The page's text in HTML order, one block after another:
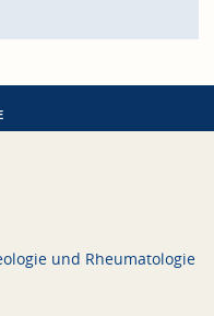
und Rheumatologie